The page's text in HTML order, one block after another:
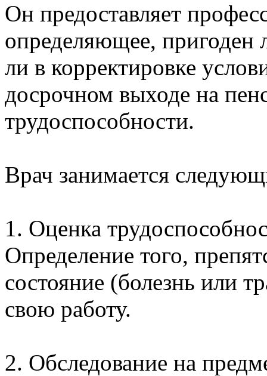
Он предоставляет
определяющее, пригоден
ли в корректировке
досрочном выходе на
трудоспособности.
Врач занимается
1. Оценка
Определение того,
состояние (болезнь или
свою работу.
2. Обследование на